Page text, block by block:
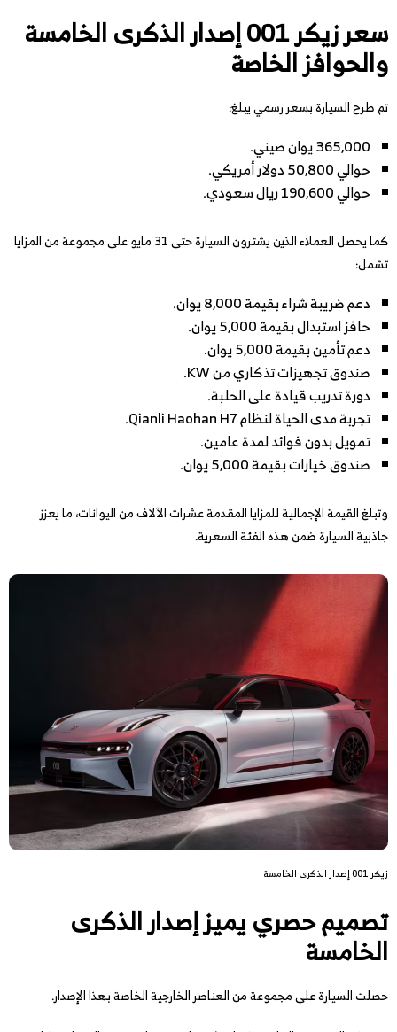
سعر زيكر 001 إصدار الذكرى الخامسة
والحوافز الخاصة
تم طرح السيارة بسعر رسمي يبلغ:
365,000 يوان صيني.
حوالي 50,800 دولار أمريكي.
حوالي 190,600 ريال سعودي.
كما يحصل العملاء الذين يشترون السيارة حتى 31 مايو على مجموعة من المزايا
تشمل:
دعم ضريبة شراء بقيمة 8,000 يوان.
حافز استبدال بقيمة 5,000 يوان.
دعم تأمين بقيمة 5,000 يوان.
صندوق تجهيزات تذكاري من KW.
دورة تدريب قيادة على الحلبة.
تجربة مدى الحياة لنظام Qianli Haohan H7.
تمويل بدون فوائد لمدة عامين.
صندوق خيارات بقيمة 5,000 يوان.
وتبلغ القيمة الإجمالية للمزايا المقدمة عشرات الآلاف من اليوانات، ما يعزز
جاذبية السيارة ضمن هذه الفئة السعرية.
زيكر 001 إصدار الذكرى الخامسة
تصميم حصري يميز إصدار الذكرى
الخامسة
حصلت السيارة على مجموعة من العناصر الخارجية الخاصة بهذا الإصدار.